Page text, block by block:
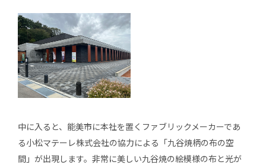
中に入ると、能美市に本社を置くファブリックメーカーであ
る小松マテーレ株式会社の協力による「九谷焼柄の布の空
間」が出現します。非常に美しい九谷焼の絵模様の布と光が